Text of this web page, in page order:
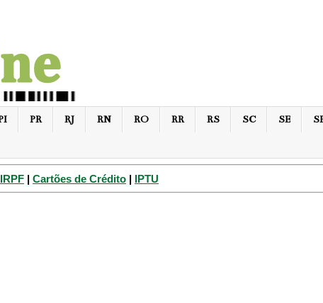
PR RJ RN RO RR RS SC SE
| Cartões de Crédito | IPTU